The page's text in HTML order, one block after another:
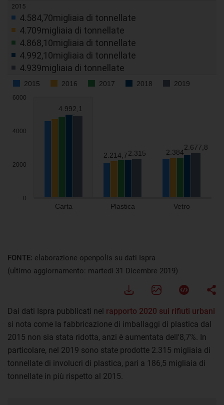
FONTE: elaborazione openpolis su dati Ispra
(ultimo aggiornamento: martedì 31 Dicembre 2019)
Dai dati Ispra pubblicati nel rapporto 2020 sui rifiuti urbani
si nota come la fabbricazione di imballaggi di plastica dal
2015 non sia stata ridotta, anzi è aumentata dell'8,7%. In
particolare, nel 2019 sono state prodotte 2.315 migliaia di
tonnellate di involucri di plastica, pari a 186,5 migliaia di
tonnellate in più rispetto al 2015.